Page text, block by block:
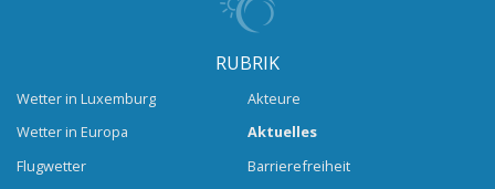
RUBRIK
Wetter in Luxemburg
Wetter in Europa
Flugwetter
Akteure
Aktuelles
Barrierefreiheit